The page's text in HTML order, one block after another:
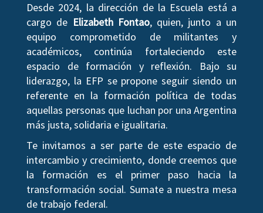
Desde 2024, la dirección de la Escuela está a
cargo de Elizabeth Fontao, quien, junto a un
equipo comprometido de militantes y
académicos, continúa fortaleciendo este
espacio de formación y reflexión. Bajo su
liderazgo, la EFP se propone seguir siendo un
referente en la formación política de todas
aquellas personas que luchan por una Argentina
más justa, solidaria e igualitaria.
Te invitamos a ser parte de este espacio de
intercambio y crecimiento, donde creemos que
la formación es el primer paso hacia la
transformación social. Sumate a nuestra mesa
de trabajo federal.